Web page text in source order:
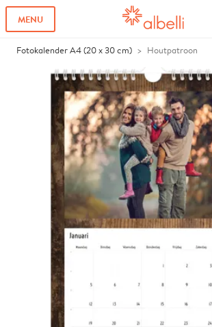
MENU
Fotokalender A4 (20 x 30 cm) Houtpatroon